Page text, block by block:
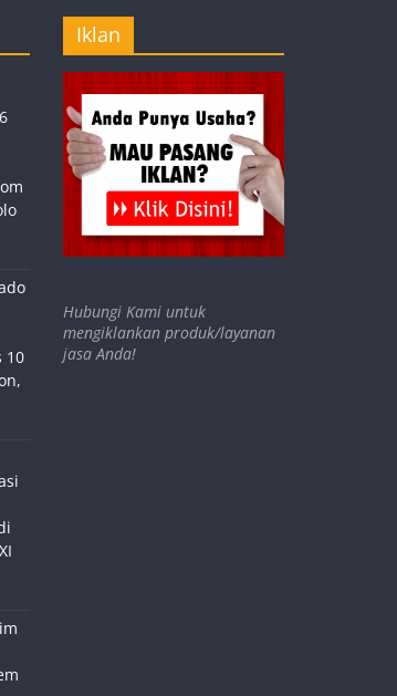
10
Iklan
Hubungi Kami untuk
mengiklankan produk/layanan
jasa Anda!